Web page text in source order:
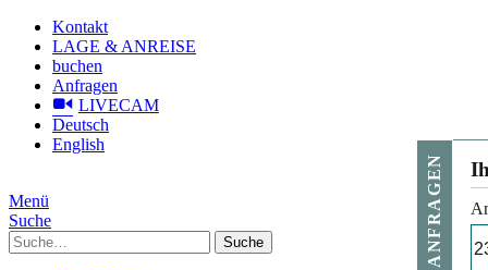
Kontakt
LAGE & ANREISE
buchen
Anfragen
LIVECAM
Deutsch
English
Menü
Suche
Suche
ANFRAGEN